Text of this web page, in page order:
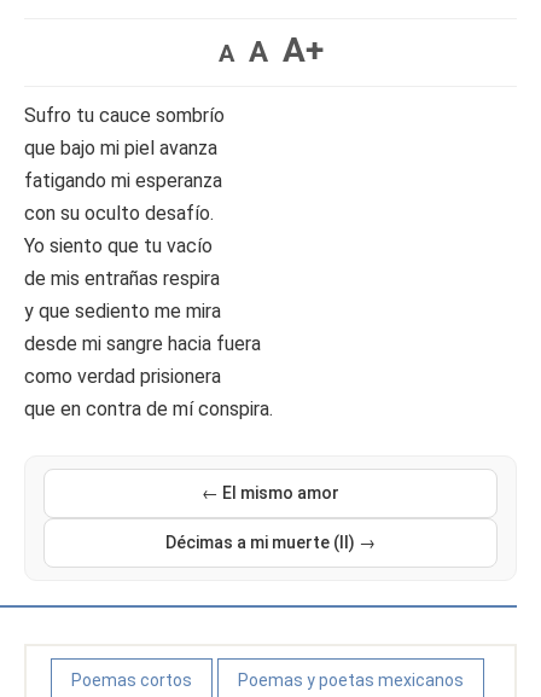
A A A+
Sufro tu cauce sombrío
que bajo mi piel avanza
fatigando mi esperanza
con su oculto desafío.
Yo siento que tu vacío
de mis entrañas respira
y que sediento me mira
desde mi sangre hacia fuera
como verdad prisionera
que en contra de mí conspira.
← El mismo amor
Décimas a mi muerte (II) →
Poemas cortos Poemas y poetas mexicanos